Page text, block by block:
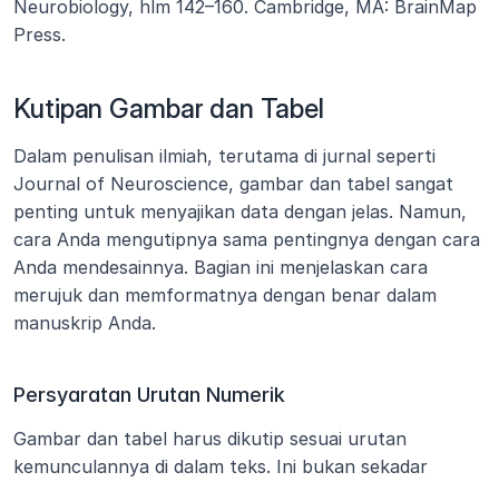
Neurobiology, hlm 142–160. Cambridge, MA: BrainMap
Press.
Kutipan Gambar dan Tabel
Dalam penulisan ilmiah, terutama di jurnal seperti
Journal of Neuroscience, gambar dan tabel sangat
penting untuk menyajikan data dengan jelas. Namun,
cara Anda mengutipnya sama pentingnya dengan cara
Anda mendesainnya. Bagian ini menjelaskan cara
merujuk dan memformatnya dengan benar dalam
manuskrip Anda.
Persyaratan Urutan Numerik
Gambar dan tabel harus dikutip sesuai urutan
kemunculannya di dalam teks. Ini bukan sekadar